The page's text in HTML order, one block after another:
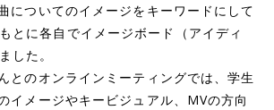
についてのイメージをキーワードにして
とに各自でイメージボード（アイディ
した。
とのオンラインミーティングでは、学生
イメージやキービジュアル、MVの方向